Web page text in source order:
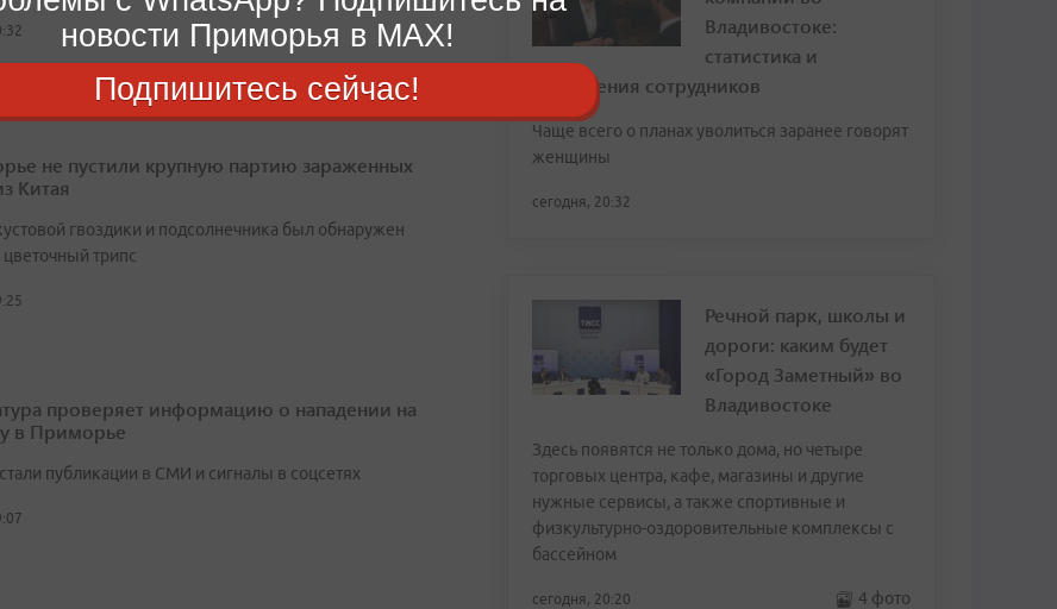
не пустили крупную партию зараженных
Китая
гвоздики и подсолнечника был обнаружен
трипс
проверяет информацию о нападении на
в Приморье
публикации в СМИ и сигналы в соцсетях
Владивостоке:
статистика и
откровения сотрудников
Чаще всего о планах уволиться заранее говорят
женщины
сегодня, 20:32
Речной парк, школы и
дороги: каким будет
«Город Заметный» во
Владивостоке
Здесь появятся не только дома, но четыре
торговых центра, кафе, магазины и другие
нужные сервисы, а также спортивные и
физкультурно-оздоровительные комплексы с
бассейном
сегодня, 20:20 4 фото
новости Приморья в MAX!
Подпишитесь сейчас!